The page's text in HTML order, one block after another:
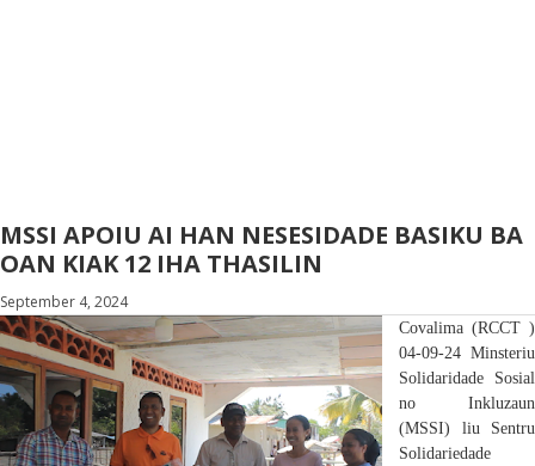
MSSI APOIU AI HAN NESESIDADE BASIKU BA
OAN KIAK 12 IHA THASILIN
September 4, 2024
Covalima (RCCT )
04-09-24 Minsteriu
Solidaridade Sosial
no Inkluzaun
(MSSI) liu Sentru
Solidariedade